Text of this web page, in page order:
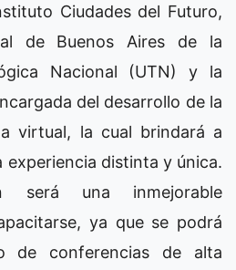
Ciudades del Futuro,
de Buenos Aires de la
Nacional (UTN) y la
del desarrollo de la
virtual, la cual brindará a
experiencia distinta y única.
será una inmejorable
ya que se podrá
de conferencias de alta